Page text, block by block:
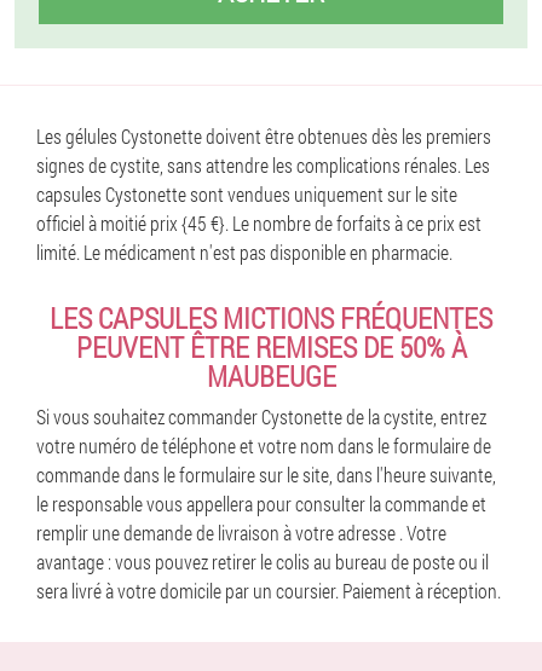
Les gélules Cystonette doivent être obtenues dès les premiers
signes de cystite, sans attendre les complications rénales. Les
capsules Cystonette sont vendues uniquement sur le site
officiel à moitié prix {45 €}. Le nombre de forfaits à ce prix est
limité. Le médicament n'est pas disponible en pharmacie.
LES CAPSULES MICTIONS FRÉQUENTES
PEUVENT ÊTRE REMISES DE 50% À
MAUBEUGE
Si vous souhaitez commander Cystonette de la cystite, entrez
votre numéro de téléphone et votre nom dans le formulaire de
commande dans le formulaire sur le site, dans l'heure suivante,
le responsable vous appellera pour consulter la commande et
remplir une demande de livraison à votre adresse . Votre
avantage : vous pouvez retirer le colis au bureau de poste ou il
sera livré à votre domicile par un coursier. Paiement à réception.